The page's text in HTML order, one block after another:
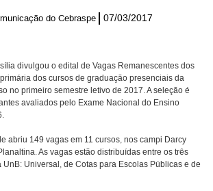
do Cebraspe 07/03/2017
divulgou o edital de Vagas Remanescentes dos
dos cursos de graduação presenciais da
no primeiro semestre letivo de 2017. A seleção é
avaliados pelo Exame Nacional do Ensino
abriu 149 vagas em 11 cursos, nos campi Darcy
As vagas estão distribuídas entre os três
UnB: Universal, de Cotas para Escolas Públicas e de